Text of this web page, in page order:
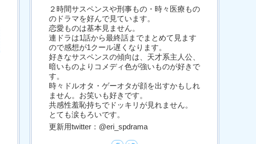
２時間サスペンスや刑事もの・時々医療もの
のドラマを好んで見ています。
恋愛ものは基本見ません。
連ドラは1話から最終話までまとめて見ます
ので感想が1クール遅くなります。
好きなサスペンスの傾向は、天才系主人公、
暗いものよりコメディ色が強いものが好きで
す。
時々ドルオタ・ゲーオタが顔を出すかもしれ
ません。お笑いも好きです。
共感性羞恥持ちでドッキリが見れません。
とても涙もろいです。
更新用twitter：@eri_spdrama